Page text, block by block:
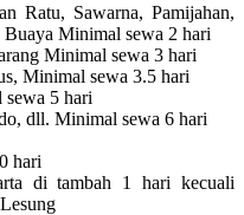
Ratu, Sawarna, Pamijahan,
Buaya Minimal sewa 2 hari
Minimal sewa 3 hari
Minimal sewa 3.5 hari
5 hari
dll. Minimal sewa 6 hari
hari
di tambah 1 hari kecuali